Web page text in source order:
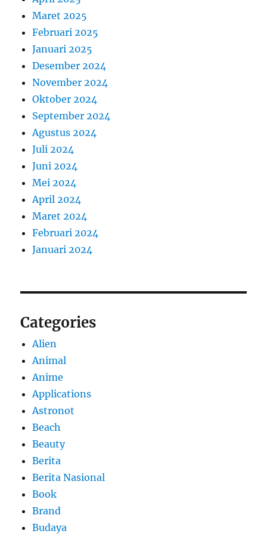
Maret 2025
Februari 2025
Januari 2025
Desember 2024
November 2024
Oktober 2024
September 2024
Agustus 2024
Juli 2024
Juni 2024
Mei 2024
April 2024
Maret 2024
Februari 2024
Januari 2024
Categories
Alien
Animal
Anime
Applications
Astronot
Beach
Beauty
Berita
Berita Nasional
Book
Brand
Budaya